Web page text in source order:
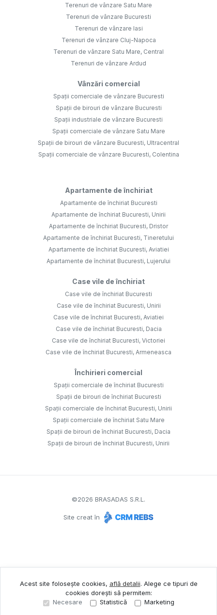
Terenuri de vânzare Satu Mare
Terenuri de vânzare Bucuresti
Terenuri de vânzare Iasi
Terenuri de vânzare Cluj-Napoca
Terenuri de vânzare Satu Mare, Central
Terenuri de vânzare Ardud
Vânzări comercial
Spații comerciale de vânzare Bucuresti
Spații de birouri de vânzare Bucuresti
Spații industriale de vânzare Bucuresti
Spații comerciale de vânzare Satu Mare
Spații de birouri de vânzare Bucuresti, Ultracentral
Spații comerciale de vânzare Bucuresti, Colentina
Apartamente de închiriat
Apartamente de închiriat Bucuresti
Apartamente de închiriat Bucuresti, Unirii
Apartamente de închiriat Bucuresti, Dristor
Apartamente de închiriat Bucuresti, Tineretului
Apartamente de închiriat Bucuresti, Aviatiei
Apartamente de închiriat Bucuresti, Lujerului
Case vile de închiriat
Case vile de închiriat Bucuresti
Case vile de închiriat Bucuresti, Unirii
Case vile de închiriat Bucuresti, Aviatiei
Case vile de închiriat Bucuresti, Dacia
Case vile de închiriat Bucuresti, Victoriei
Case vile de închiriat Bucuresti, Armeneasca
Închirieri comercial
Spații comerciale de închiriat Bucuresti
Spații de birouri de închiriat Bucuresti
Spații comerciale de închiriat Bucuresti, Unirii
Spații comerciale de închiriat Satu Mare
Spații de birouri de închiriat Bucuresti, Dacia
Spații de birouri de închiriat Bucuresti, Unirii
©2026 BRASADAS S.R.L.
Site creat în
Acest site folosește cookies, află detalii. Alege ce tipuri de
cookies dorești să permitem:
Necesare
Statistică Marketing